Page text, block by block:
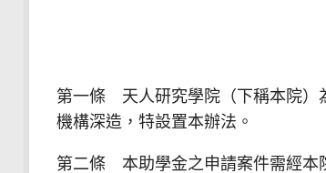
第一條 天人研究學院（下稱本院）
機構深造，特設置本辦法。
第二條 本助學金之申請案件需經本